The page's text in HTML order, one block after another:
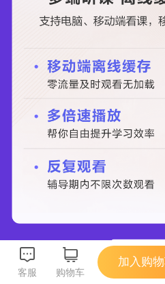
客服 购物车
加入购